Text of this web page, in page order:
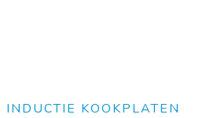
INDUCTIE KOOKPLATEN